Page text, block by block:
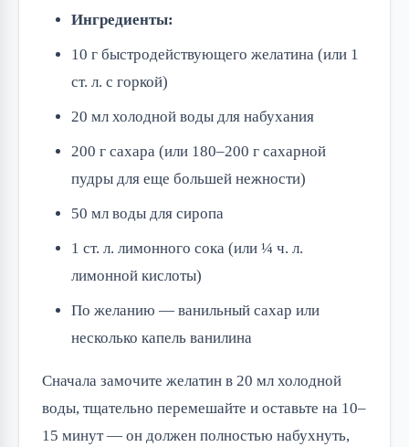
Ингредиенты:
10 г быстродействующего желатина (или 1
ст. л. с горкой)
20 мл холодной воды для набухания
200 г сахара (или 180–200 г сахарной
пудры для еще большей нежности)
50 мл воды для сиропа
1 ст. л. лимонного сока (или ¼ ч. л.
лимонной кислоты)
По желанию — ванильный сахар или
несколько капель ванилина
Сначала замочите желатин в 20 мл холодной
воды, тщательно перемешайте и оставьте на 10–
15 минут — он должен полностью набухнуть,